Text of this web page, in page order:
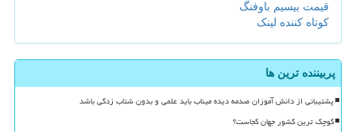
قیمت بیسیم باوفنگ
کوتاه کننده لینک
پربیننده ترین ها
پشتیبانی از دانش آموزان صدمه دیده میناب باید علمی و بدون شتاب زدگی باشد
کوچک ترین کشور جهان کجاست؟